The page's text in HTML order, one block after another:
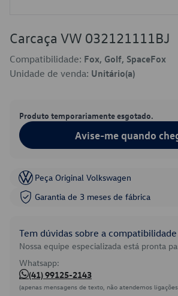
Carcaça VW 032121111BJ
Compatibilidade: Fox, Golf, SpaceFox
Unidade de venda: Unitário(a)
Produto temporariamente esgotado.
Avise-me quando
Peça Original Volkswagen
Garantia de 3 meses de fábrica
Tem dúvidas sobre a
Nossa equipe especializada está pronta
Whatsapp:
(41) 99125-2143
(apenas mensagens de texto, não atendemos